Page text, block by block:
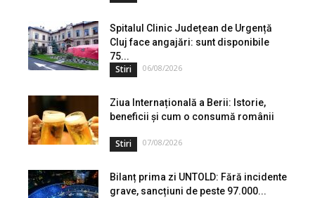
Spitalul Clinic Județean de Urgență
Cluj face angajări: sunt disponibile
75...
Stiri 06/08/2026
Ziua Internațională a Berii: Istorie,
beneficii și cum o consumă românii
Stiri 07/08/2026
Bilanț prima zi UNTOLD: Fără incidente
grave, sancțiuni de peste 97.000...